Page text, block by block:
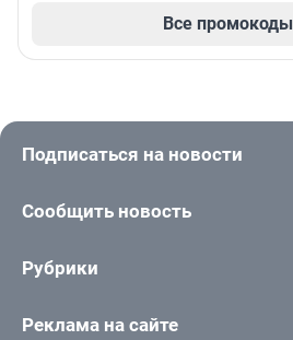
Все промокоды
Подписаться на новости
Сообщить новость
Рубрики
Реклама на сайте